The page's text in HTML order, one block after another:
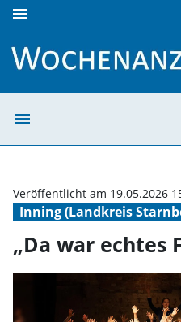
menu
menu
Inning (Landkreis
Veröffentlicht am 19.05.2026
„Da war echtes